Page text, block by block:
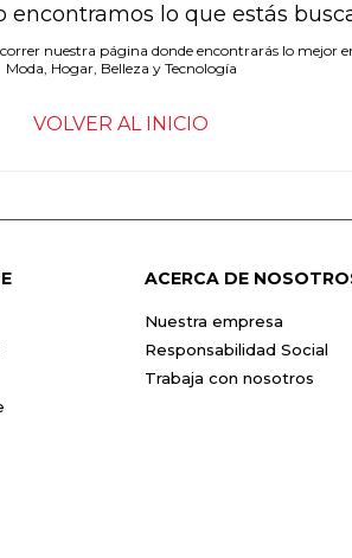
encontramos lo que estás
nuestra página donde encontrarás lo mejor
Moda, Hogar, Belleza y Tecnología
VOLVER AL INICIO
ACERCA DE
Nuestra empresa
Responsabilidad Social
Trabaja con nosotros